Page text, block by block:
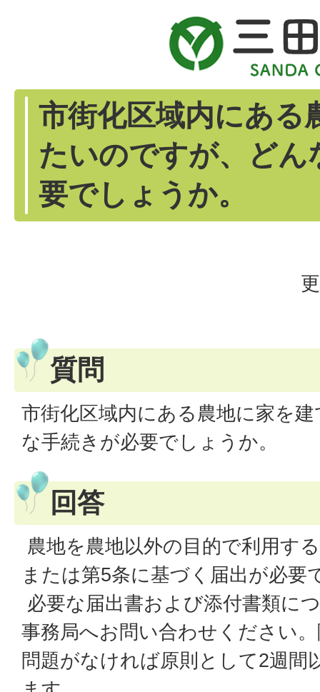
市街化区域内にある
たいのですが、どん
要でしょうか。
質問
市街化区域内にある農地に家を
な手続きが必要でしょうか。
回答
農地を農地以外の目的で利用す
または第5条に基づく届出が必要
必要な届出書および添付書類に
事務局へお問い合わせください
問題がなければ原則として2週間